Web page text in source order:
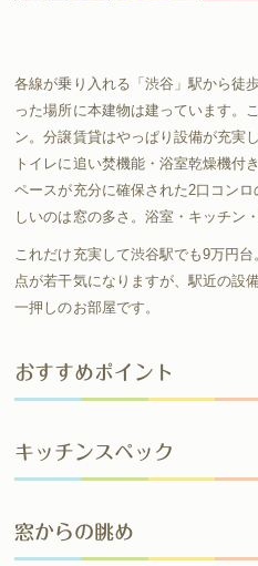
各線が乗り入れる「渋谷」駅から徒
った場所に本建物は建っています。
ン。分譲賃貸はやっぱり設備が充実
トイレに追い焚機能・浴室乾燥機付
ペースが充分に確保された2口コン
しいのは窓の多さ。浴室・キッチン
これだけ充実して渋谷駅でも9万円
点が若干気になりますが、駅近の設
一押しのお部屋です。
おすすめポイント
キッチンスペック
窓からの眺め